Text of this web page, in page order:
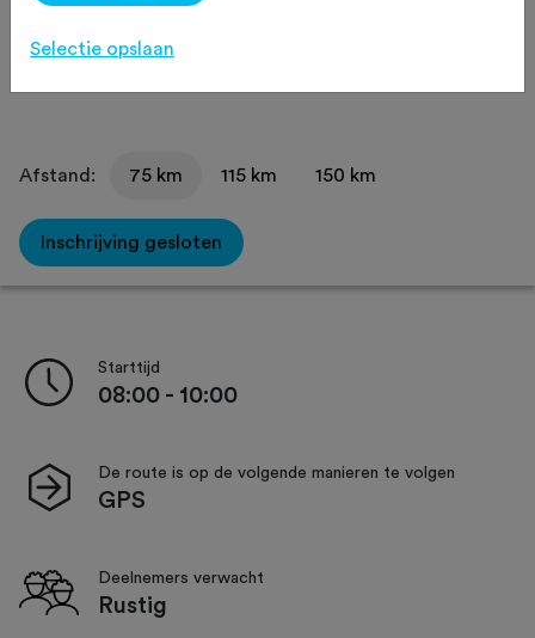
Verzorging
Afstand: 75 km 115 km 150 km
Inschrijving gesloten
Starttijd
08:00 - 10:00
De route is op de volgende manieren te volgen
GPS
Deelnemers verwacht
Rustig
Selectie opslaan